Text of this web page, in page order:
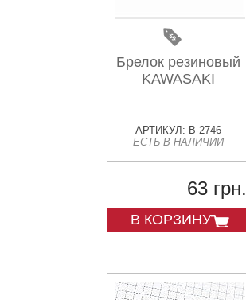
Брелок резиновый
KAWASAKI
АРТИКУЛ: B-2746
ЕСТЬ В НАЛИЧИИ
63 грн.
В КОРЗИНУ